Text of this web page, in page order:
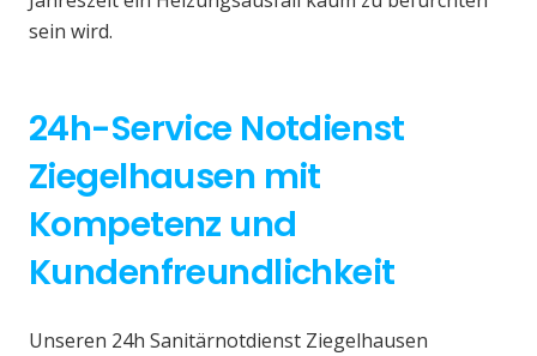
sein wird.
24h-Service Notdienst
Ziegelhausen mit
Kompetenz und
Kundenfreundlichkeit
Unseren 24h Sanitärnotdienst Ziegelhausen